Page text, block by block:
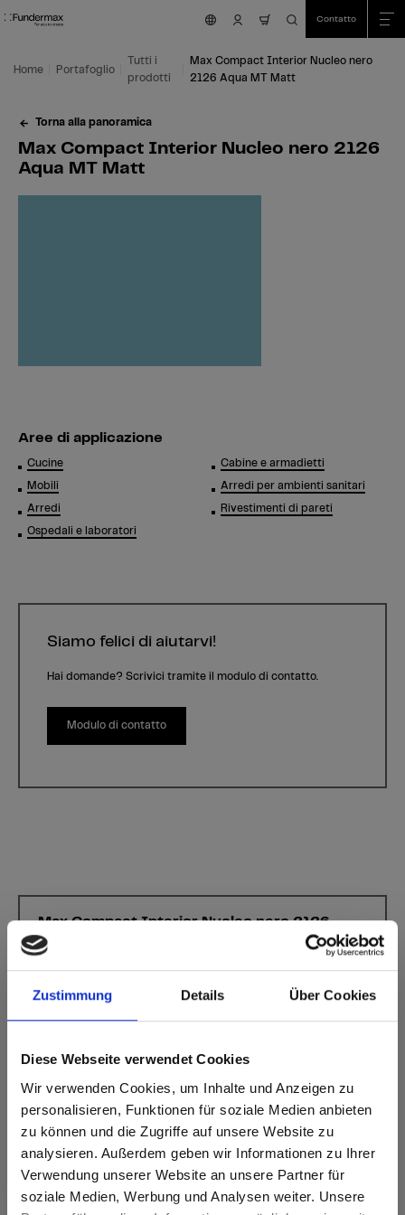
Zustimmung Details Über Cookies
Diese Webseite verwendet Cookies
Wir verwenden Cookies, um Inhalte und Anzeigen zu
personalisieren, Funktionen für soziale Medien anbieten
zu können und die Zugriffe auf unsere Website zu
analysieren. Außerdem geben wir Informationen zu Ihrer
Verwendung unserer Website an unsere Partner für
soziale Medien, Werbung und Analysen weiter. Unsere
Vai al contenuto principale
Vai all'indice
Vai al menu principale
nav.cart.item.count
Contatto
Home Portafoglio
Tutti i
prodotti
Max Compact Interior Nucleo nero
2126 Aqua MT Matt
Torna alla panoramica
Max Compact Interior Nucleo nero 2126
Aqua MT Matt
Aree di applicazione
Cucine
Mobili
Arredi
Ospedali e laboratori
Cabine e armadietti
Arredi per ambienti sanitari
Rivestimenti di pareti
Siamo felici di aiutarvi!
Hai domande? Scrivici tramite il modulo di contatto.
Modulo di contatto
Max Compact Interior Nucleo nero 2126
Aqua MT Matt
Decoro privo di direzionalità.
L'abbinamento dei colori con il campione originale è sempre
Caratteristiche del prodotto
Facile da pulire Resistente agli urti